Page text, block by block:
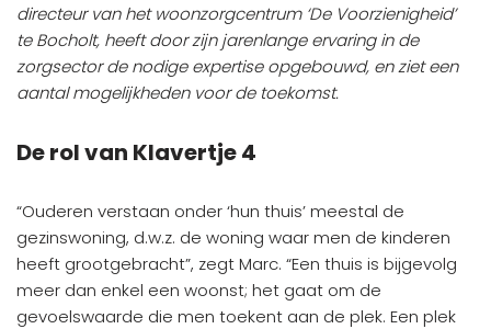
directeur van het woonzorgcentrum ‘De Voorzienigheid’
te Bocholt, heeft door zijn jarenlange ervaring in de
zorgsector de nodige expertise opgebouwd, en ziet een
aantal mogelijkheden voor de toekomst.
De rol van Klavertje 4
“Ouderen verstaan onder ‘hun thuis’ meestal de
gezinswoning, d.w.z. de woning waar men de kinderen
heeft grootgebracht”, zegt Marc. “Een thuis is bijgevolg
meer dan enkel een woonst; het gaat om de
gevoelswaarde die men toekent aan de plek. Een plek